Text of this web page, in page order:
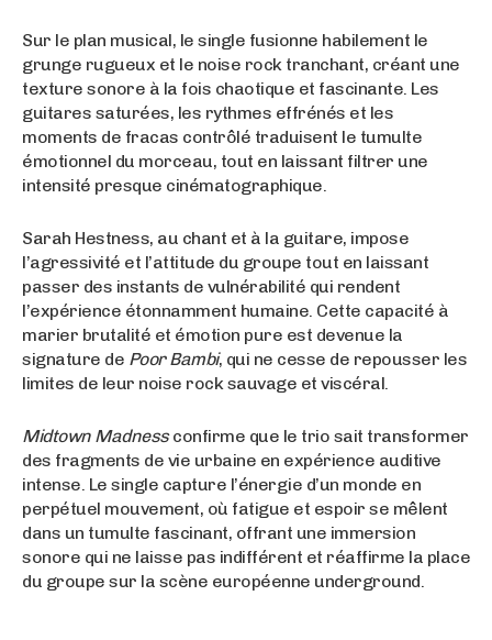
Sur le plan musical, le single fusionne habilement le
grunge rugueux et le noise rock tranchant, créant une
texture sonore à la fois chaotique et fascinante. Les
guitares saturées, les rythmes effrénés et les
moments de fracas contrôlé traduisent le tumulte
émotionnel du morceau, tout en laissant filtrer une
intensité presque cinématographique.
Sarah Hestness, au chant et à la guitare, impose
l’agressivité et l’attitude du groupe tout en laissant
passer des instants de vulnérabilité qui rendent
l’expérience étonnamment humaine. Cette capacité à
marier brutalité et émotion pure est devenue la
signature de Poor Bambi, qui ne cesse de repousser les
limites de leur noise rock sauvage et viscéral.
Midtown Madnessconfirme que le trio sait transformer
des fragments de vie urbaine en expérience auditive
intense. Le single capture l’énergie d’un monde en
perpétuel mouvement, où fatigue et espoir se mêlent
dans un tumulte fascinant, offrant une immersion
sonore qui ne laisse pas indifférent et réaffirme la place
du groupe sur la scène européenne underground.